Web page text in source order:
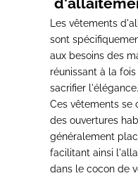
Les vêtements
sont
aux besoins des
réunissant à la
sacrifier l'élégance.
Ces vêtements se
des ouvertures
généralement
facilitant ainsi
dans le cocon de